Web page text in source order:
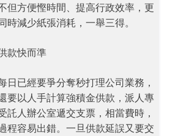
但方便慳時間、提高行政效率，更
時減少紙張消耗，一舉三得。
款快而準
日已經要爭分奪秒打理公司業務，
要以人手計算強積金供款，派人專
託人辦公室遞交支票，相當費時，
程容易出錯。一旦供款延誤又要交